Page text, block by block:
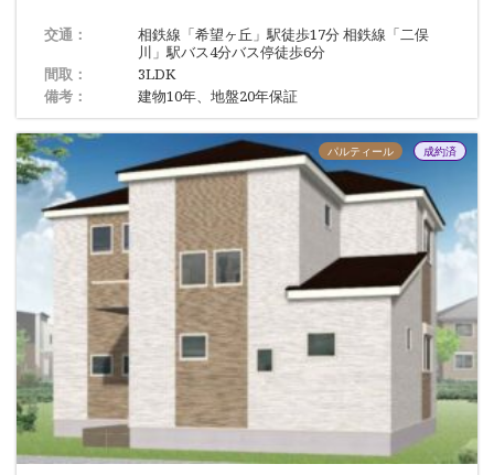
交通：
相鉄線「希望ヶ丘」駅徒歩17分 相鉄線「二俣
川」駅バス4分バス停徒歩6分
間取：
3LDK
備考：
建物10年、地盤20年保証
パルティール 成約済